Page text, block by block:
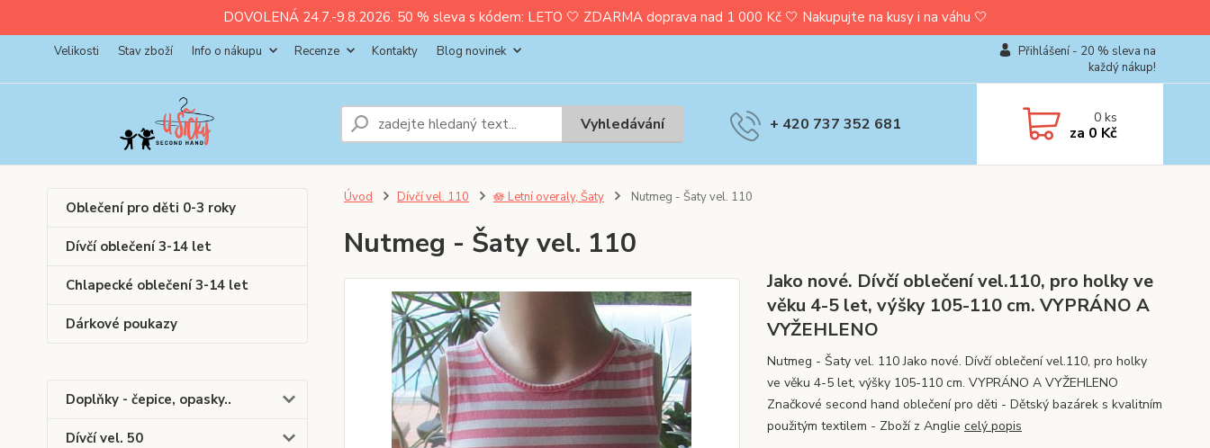
DOVOLENÁ 24.7.-9.8.2026. 50 % sleva s kódem: LETO 🤍 ZDARMA doprava nad 1 000 Kč 🤍 Nakupujte na kusy i na váhu 🤍
Velikosti Stav zboží Info o nákupu Recenze Kontakty Blog novinek
Přihlášení - 20 % sleva na
každý nákup!
Vyhledávání + 420 737 352 681 0ks
za 0 Kč
Oblečení pro děti 0-3 roky
Dívčí oblečení 3-14 let
Chlapecké oblečení 3-14 let
Dárkové poukazy
Doplňky - čepice, opasky..
Dívčí vel. 50
Úvod Dívčí vel. 110 🪷 Letní overaly, Šaty Nutmeg - Šaty vel. 110
Nutmeg - Šaty vel. 110
Jako nové. Dívčí oblečení vel.110, pro holky ve
věku 4-5 let, výšky 105-110 cm. VYPRÁNO A
VYŽEHLENO
Nutmeg - Šaty vel. 110 Jako nové. Dívčí oblečení vel.110, pro holky
ve věku 4-5 let, výšky 105-110 cm. VYPRÁNO A VYŽEHLENO
Značkové second hand oblečení pro děti - Dětský bazárek s kvalitním
použitým textilem - Zboží z Anglie celý popis